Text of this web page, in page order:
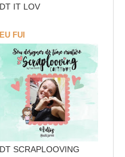
DT IT LOV
EU FUI
DT SCRAPLOOVING